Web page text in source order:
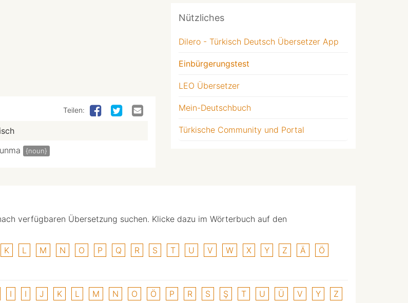
Teilen:
{noun}
Nützliches
Dilero - Türkisch Deutsch Übersetzer App
Einbürgerungstest
LEO Übersetzer
Mein-Deutschbuch
Türkische Community und Portal
verfügbaren Übersetzung suchen. Klicke dazu im Wörterbuch auf den
K L M N O P Q R S T U V W X Y Z Ä
Ö
I I J K L M N O Ö P R S Ş T U Ü V Y Z